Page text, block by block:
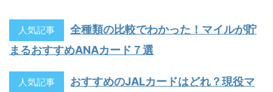
人気記事
全種類の比較でわかった！マイルが貯
まるおすすめANAカード７選
人気記事
おすすめのJALカードはどれ？現役マ